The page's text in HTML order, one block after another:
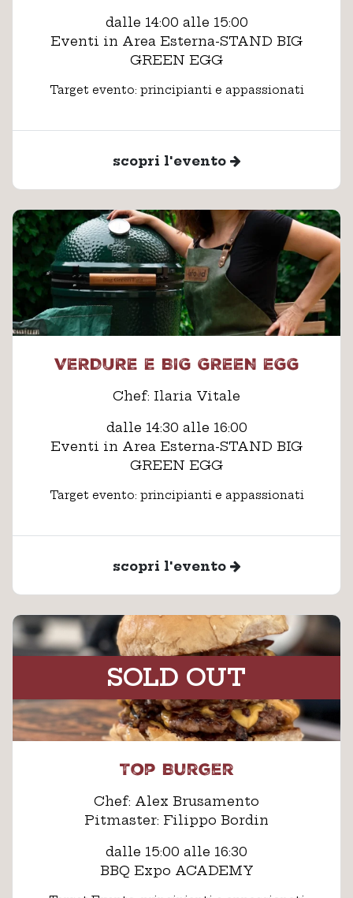
dalle 14:00 alle 15:00
Eventi in Area Esterna-STAND BIG
GREEN EGG
Target evento: principianti e appassionati
scopri l'evento
VERDURE E BIG GREEN EGG
Chef: Ilaria Vitale
dalle 14:30 alle 16:00
Eventi in Area Esterna-STAND BIG
GREEN EGG
Target evento: principianti e appassionati
scopri l'evento
SOLD OUT
Top Burger
Chef: Alex Brusamento
Pitmaster: Filippo Bordin
dalle 15:00 alle 16:30
BBQ Expo ACADEMY